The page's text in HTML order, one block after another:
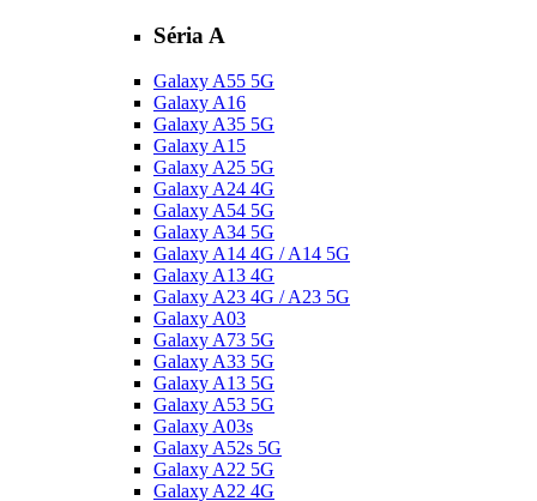
Séria A
Galaxy A55 5G
Galaxy A16
Galaxy A35 5G
Galaxy A15
Galaxy A25 5G
Galaxy A24 4G
Galaxy A54 5G
Galaxy A34 5G
Galaxy A14 4G / A14 5G
Galaxy A13 4G
Galaxy A23 4G / A23 5G
Galaxy A03
Galaxy A73 5G
Galaxy A33 5G
Galaxy A13 5G
Galaxy A53 5G
Galaxy A03s
Galaxy A52s 5G
Galaxy A22 5G
Galaxy A22 4G